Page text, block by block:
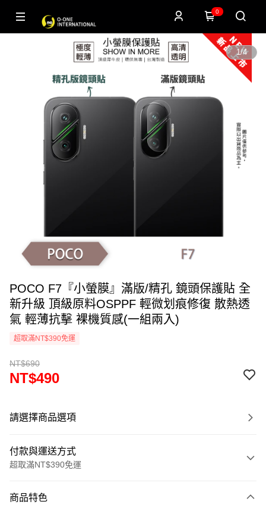
0
1/4
POCO F7『小螢膜』滿版/精孔 鏡頭保護貼 全
新升級 頂級原料OSPPF 輕微划痕修復 散熱透
氣 輕薄抗擊 裸機質感(一組兩入)
超取滿NT$390免運
NT$690
NT$490
請選擇商品選項
付款與運送方式
超取滿NT$390免運
信用卡一次付款
商品特色